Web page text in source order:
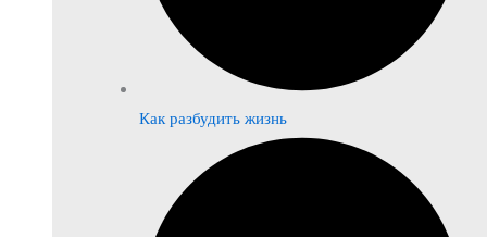
Как разбудить жизнь